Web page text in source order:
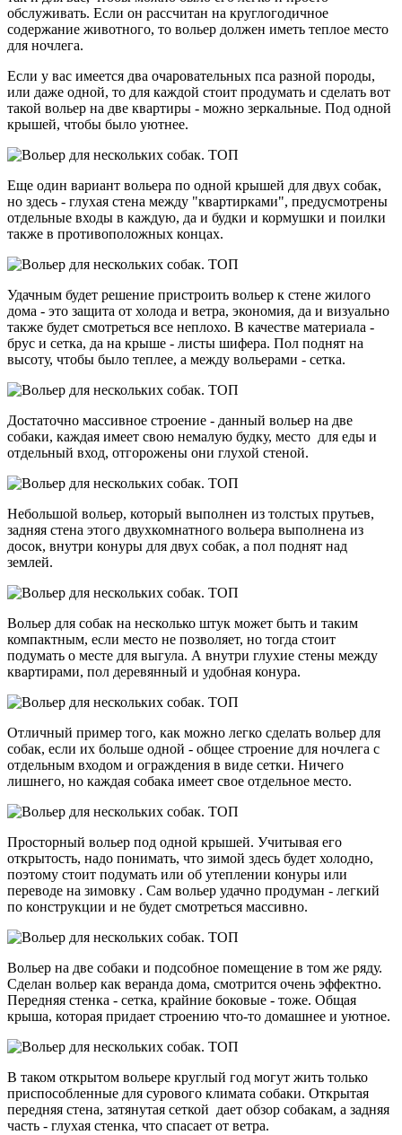
обслуживать. Если он рассчитан на круглогодичное
содержание животного, то вольер должен иметь теплое место
для ночлега.
Если у вас имеется два очаровательных пса разной породы,
или даже одной, то для каждой стоит продумать и сделать вот
такой вольер на две квартиры - можно зеркальные. Под одной
крышей, чтобы было уютнее.
Еще один вариант вольера по одной крышей для двух собак,
но здесь - глухая стена между "квартирками", предусмотрены
отдельные входы в каждую, да и будки и кормушки и поилки
также в противоположных концах.
Удачным будет решение пристроить вольер к стене жилого
дома - это защита от холода и ветра, экономия, да и визуально
также будет смотреться все неплохо. В качестве материала -
брус и сетка, да на крыше - листы шифера. Пол поднят на
высоту, чтобы было теплее, а между вольерами - сетка.
Достаточно массивное строение - данный вольер на две
собаки, каждая имеет свою немалую будку, место для еды и
отдельный вход, отгорожены они глухой стеной.
Небольшой вольер, который выполнен из толстых прутьев,
задняя стена этого двухкомнатного вольера выполнена из
досок, внутри конуры для двух собак, а пол поднят над
землей.
Вольер для собак на несколько штук может быть и таким
компактным, если место не позволяет, но тогда стоит
подумать о месте для выгула. А внутри глухие стены между
квартирами, пол деревянный и удобная конура.
Отличный пример того, как можно легко сделать вольер для
собак, если их больше одной - общее строение для ночлега с
отдельным входом и ограждения в виде сетки. Ничего
лишнего, но каждая собака имеет свое отдельное место.
Просторный вольер под одной крышей. Учитывая его
открытость, надо понимать, что зимой здесь будет холодно,
поэтому стоит подумать или об утеплении конуры или
переводе на зимовку . Сам вольер удачно продуман - легкий
по конструкции и не будет смотреться массивно.
Вольер на две собаки и подсобное помещение в том же ряду.
Сделан вольер как веранда дома, смотрится очень эффектно.
Передняя стенка - сетка, крайние боковые - тоже. Общая
крыша, которая придает строению что-то домашнее и уютное.
В таком открытом вольере круглый год могут жить только
приспособленные для сурового климата собаки. Открытая
передняя стена, затянутая сеткой дает обзор собакам, а задняя
часть - глухая стенка, что спасает от ветра.